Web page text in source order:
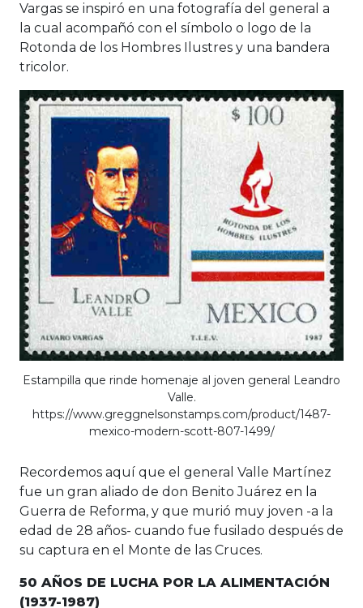
Vargas se inspiró en una fotografía del general a
la cual acompañó con el símbolo o logo de la
Rotonda de los Hombres Ilustres y una bandera
tricolor.
Estampilla que rinde homenaje al joven general Leandro
Valle.
https://www.greggnelsonstamps.com/product/1487-
mexico-modern-scott-807-1499/
Recordemos aquí que el general Valle Martínez
fue un gran aliado de don Benito Juárez en la
Guerra de Reforma, y que murió muy joven -a la
edad de 28 años- cuando fue fusilado después de
su captura en el Monte de las Cruces.
50 AÑOS DE LUCHA POR LA ALIMENTACIÓN
(1937-1987)